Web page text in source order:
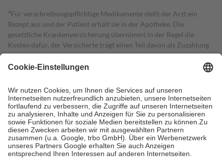
4Für verschreibungspflichtige Medikamente stellt der Arzt ein
Rezept aus und der Patient erhält sie in der Apotheke. Die
gesetzliche Krankenversicherung übernimmt in der Regel die
Kosten dafür, der Versicherte trägt einen Teil davon als Zuzahlung
mit.
Grundsätzlich leisten Mitglieder Zuzahlungen in Höhe von zehn
höchstens zehn Euro.
Es sind jedoch nie mehr als die tatsächlichen
Kosten der Leistung zu entrichten.
Diese Regeln gelten grundsätzlich auch für Online-Apotheken.
Bei Heilmitteln und häuslicher Krankenpflege beträgt die
Zuzahlung zehn Prozent der Kosten sowie zehn Euro je
Verordnung.
Um das Engagement der Versicherten für ihre eigene Gesundheit zu
stärken und die besondere Stellung der Familie zu unterstützen,